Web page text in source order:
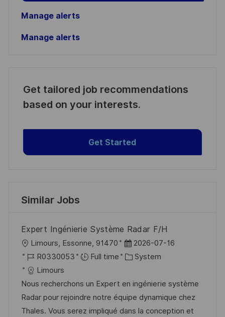
Manage alerts
Manage alerts
Get tailored job recommendations
based on your interests.
Get Started
Similar Jobs
Expert Ingénierie Système Radar F/H
L
o
c
a
t
i
Limours, Essonne, 91470
P
o
t
e
d
2026-07-16
J
o
b
I
d
R0330053 Full time
C
t
e
g
System
Limours
Nous recherchons un Expert en ingénierie système
Radar pour rejoindre notre équipe dynamique chez
Thales. Vous serez impliqué dans la conception et